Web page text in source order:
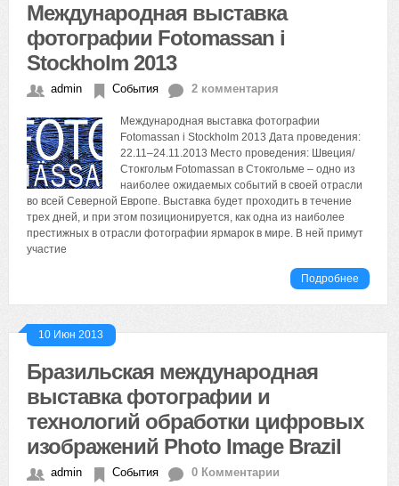
Международная выставка
фотографии Fotomassan i
Stockholm 2013
admin События 2 комментария
Международная выставка фотографии
Fotomassan i Stockholm 2013 Дата проведения:
22.11–24.11.2013 Место проведения: Швеция/
Стокгольм Fotomassan в Стокгольме – одно из
наиболее ожидаемых событий в своей отрасли
во всей Северной Европе. Выставка будет проходить в течение
трех дней, и при этом позиционируется, как одна из наиболее
престижных в отрасли фотографии ярмарок в мире. В ней примут
участие
Подробнее
10 Июн 2013
Бразильская международная
выставка фотографии и
технологий обработки цифровых
изображений Photo Image Brazil
admin События 0 Комментарии